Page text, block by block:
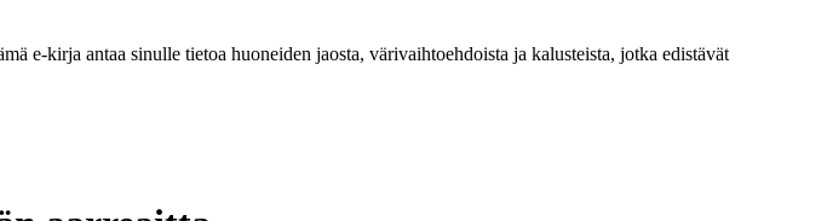
e-kirja antaa sinulle tietoa huoneiden jaosta, värivaihtoehdoista ja kalusteista, jotka edistävät